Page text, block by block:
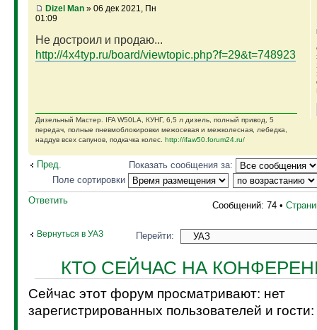
Dizel Man» 06 дек 2021, Пн
01:09
Не достроил и продаю...
http://4x4typ.ru/board/viewtopic.php?f=29&t=748923
Дизельный Мастер. IFA W50LA, КУНГ, 6,5 л дизель, полный привод, 5
передач, полные пневмоблокировки межосевая и межколесная, лебедка,
наддув всех сапунов, подкачка колес. http://ifaw50.forum24.ru/
Пред.
Показать сообщения за:
Поле сортировки
Ответить
Сообщений: 74 •
Вернуться в УАЗ Перейти:
КТО СЕЙЧАС НА
Сейчас этот форум просматривают: нет
зарегистрированных пользователей и